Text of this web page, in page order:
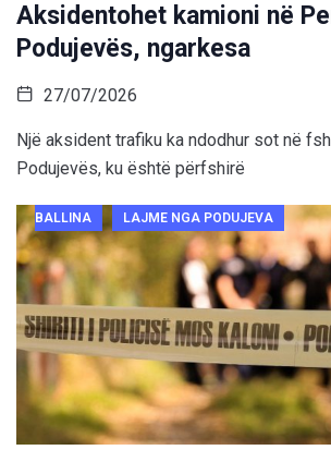
Aksidentohet kamioni në
Podujevës, ngarkesa
27/07/2026
Një aksident trafiku ka ndodhur sot në
Podujevës, ku është përfshirë
BALLINA LAJME NGA PODUJEVA